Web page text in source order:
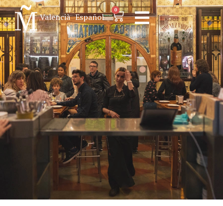
Valencià Español
0